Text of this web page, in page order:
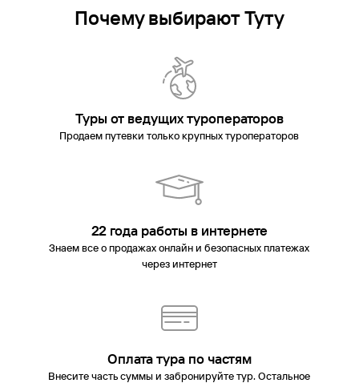
Почему выбирают Туту
Туры от ведущих туроператоров
Продаем путевки только крупных туроператоров
22 года работы в интернете
Знаем все о продажах онлайн и безопасных платежах
через интернет
Оплата тура по частям
Внесите часть суммы и забронируйте тур. Остальное